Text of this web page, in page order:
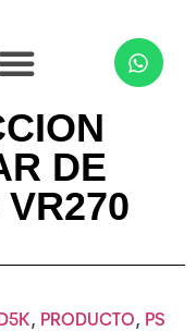
DE
, PRODUCTO, PS